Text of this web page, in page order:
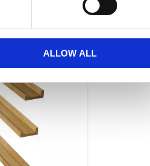
ALLOW ALL
Lägg till i